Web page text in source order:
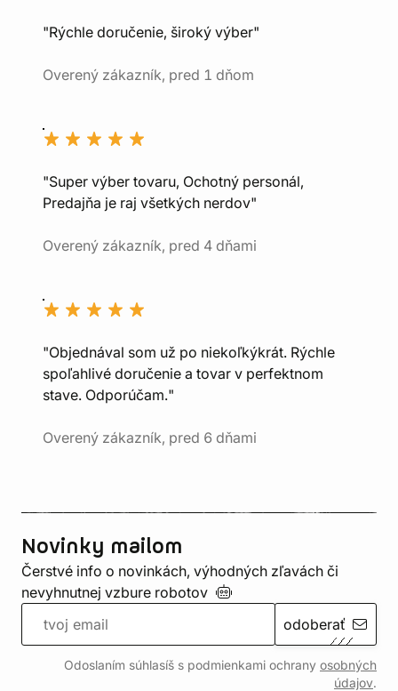
"Rýchle doručenie, široký výber"
Overený zákazník, pred 1 dňom
"Super výber tovaru, Ochotný personál,
Predajňa je raj všetkých nerdov"
Overený zákazník, pred 4 dňami
"Objednával som už po niekoľkýkrát. Rýchle
spoľahlivé doručenie a tovar v perfektnom
stave. Odporúčam."
Overený zákazník, pred 6 dňami
Novinky mailom
Čerstvé info o novinkách, výhodných zľavách či
nevyhnutnej vzbure robotov
odoberať
Odoslaním súhlasíš s podmienkami ochrany osobných
údajov.